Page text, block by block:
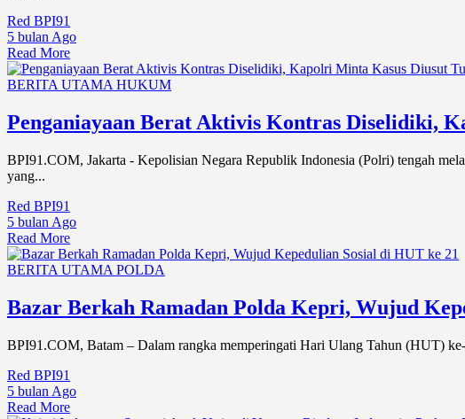
Red BPI91
5 bulan Ago
Read More
BERITA UTAMA HUKUM
Penganiayaan Berat Aktivis Kontras Diselidiki,
BPI91.COM, Jakarta - Kepolisian Negara Republik Indonesia (Polri) tengah
yang...
Red BPI91
5 bulan Ago
Read More
BERITA UTAMA POLDA
Bazar Berkah Ramadan Polda Kepri, Wujud
BPI91.COM, Batam – Dalam rangka memperingati Hari Ulang Tahun (HUT)
Red BPI91
5 bulan Ago
Read More